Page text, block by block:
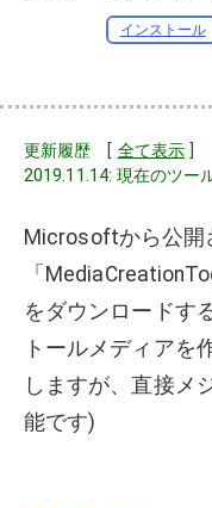
インストール
更新履歴 [ 全て表示]
2019.11.14: 現在のツー
Microsoftから公開
「
をダウンロードす
トールメディアを
しますが、直接メ
能です)